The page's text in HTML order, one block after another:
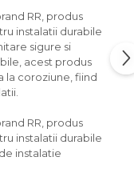
RR, produs
instalatii durabile
sigure si
acest produs
la coroziune, fiind
RR, produs
instalatii durabile
instalatie